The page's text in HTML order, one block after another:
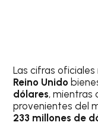
Las cifras
Reino Unido
dólares, mientras
provenientes del
233 millones de